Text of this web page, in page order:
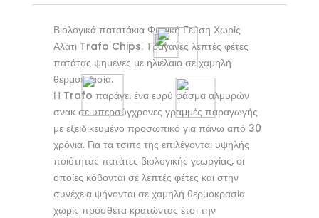
Βιολογικά πατατάκια Φυσική Γεύση Χωρίς
Αλάτι Trafo Chips. Τραγανές λεπτές φέτες
πατάτας ψημένες με ηλιέλαιο σε χαμηλή
θερμοκρασία.
Η Trafo παράγει ένα ευρύ φάσμα αλμυρών
σνακ σε υπερσύγχρονες γραμμές παραγωγής
με εξειδικευμένο προσωπικό για πάνω από 30
χρόνια. Για τα τσιπς της επιλέγονται υψηλής
ποιότητας πατάτες βιολογικής γεωργίας, οι
οποίες κόβονται σε λεπτές φέτες και στην
συνέχεια ψήνονται σε χαμηλή θερμοκρασία
χωρίς πρόσθετα κρατώντας έτσι την